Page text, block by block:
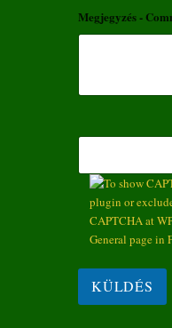
Megjegyzés -